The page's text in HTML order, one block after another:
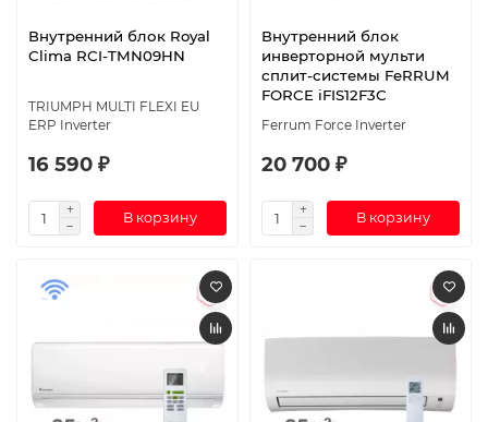
Внутренний блок Royal
Clima RCI-TMN09HN
TRIUMPH MULTI FLEXI EU
ERP Inverter
16 590 ₽
В корзину
Внутренний блок
инверторной мульти
сплит-системы FeRRUM
FORCE iFIS12F3С
Ferrum Force Inverter
20 700 ₽
В корзину